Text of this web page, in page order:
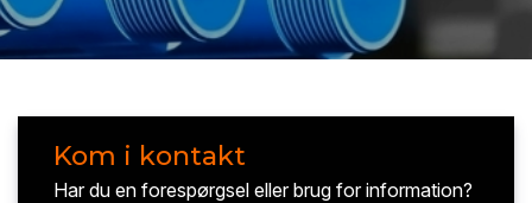
Kom i kontakt
Har du en forespørgsel eller brug for information?